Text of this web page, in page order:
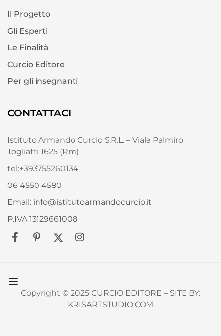
Il Progetto
Gli Esperti
Le Finalità
Curcio Editore
Per gli insegnanti
CONTATTACI
Istituto Armando Curcio S.R.L. – Viale Palmiro
Togliatti 1625 (Rm)
tel:+393755260134
06 4550 4580
Email: info@istitutoarmandocurcio.it
P.IVA 13129661008
Copyright © 2025 CURCIO EDITORE – SITE BY:
KRISARTSTUDIO.COM